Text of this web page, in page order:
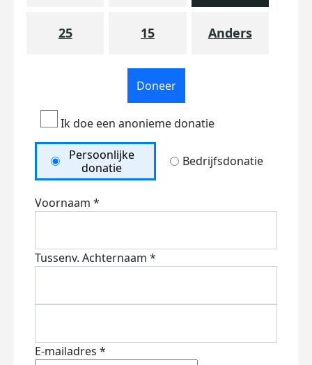
25 15 Anders
Doneer
Ik doe een anonieme donatie
Persoonlijke
donatie
Bedrijfsdonatie
Voornaam *
Tussenv. Achternaam *
E-mailadres *